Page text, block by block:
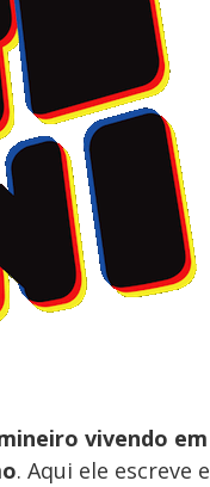
vivendo em
. Aqui ele escreve e